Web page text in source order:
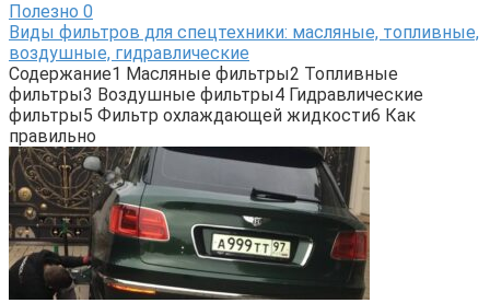
Полезно 0
Виды фильтров для спецтехники: масляные, топливные,
воздушные, гидравлические
Содержание1 Масляные фильтры2 Топливные
фильтры3 Воздушные фильтры4 Гидравлические
фильтры5 Фильтр охлаждающей жидкости6 Как
правильно